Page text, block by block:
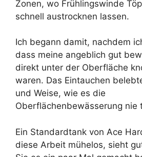
Zonen, wo Frühlingswinde
schnell austrocknen lassen.
Ich begann damit, nachdem
dass meine angeblich gut
direkt unter der Oberfläche
waren. Das Eintauchen
und Weise, wie es die
Oberflächenbewässerung nie
Ein Standardtank von Ace
diese Arbeit mühelos, sieht